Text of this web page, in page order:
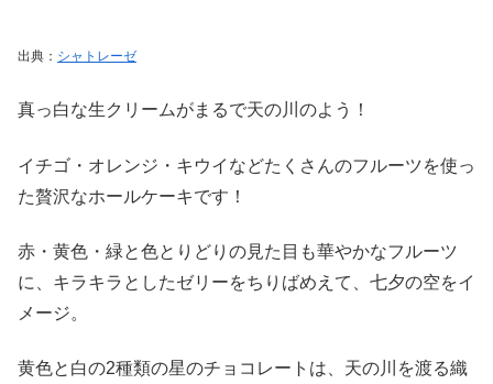
出典： シャトレーゼ
真っ白な生クリームがまるで天の川のよう！
イチゴ・オレンジ・キウイなどたくさんのフルーツを使っ
た贅沢なホールケーキです！
赤・黄色・緑と色とりどりの見た目も華やかなフルーツ
に、キラキラとしたゼリーをちりばめえて、七夕の空をイ
メージ。
黄色と白の2種類の星のチョコレートは、天の川を渡る織